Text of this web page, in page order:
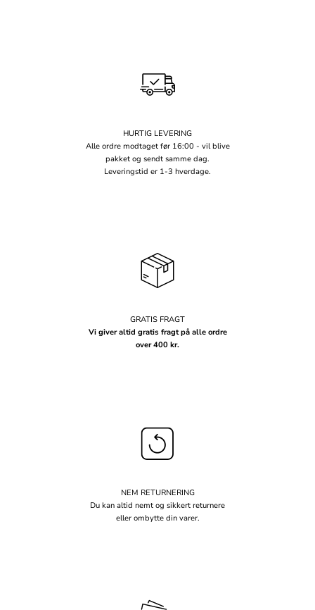
HURTIG LEVERING
Alle ordre modtaget før 16:00 - vil blive
pakket og sendt samme dag.
Leveringstid er 1-3 hverdage.
GRATIS FRAGT
Vi giver altid gratis fragt på alle ordre
over 400 kr.
NEM RETURNERING
Du kan altid nemt og sikkert returnere
eller ombytte din varer.